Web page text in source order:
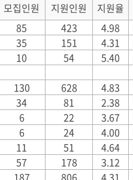
모집인원
지원인원 지원율
85 423 4.98
35 151 4.31
10 54
5.40
130 628 4.83
34 81 2.38
6 22 3.67
6 24 4.00
11 51 4.64
57 178 3.12
187 806 4.31